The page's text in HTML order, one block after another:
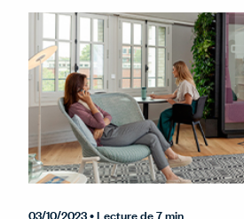
03/10/2023• Lecture de 7 min